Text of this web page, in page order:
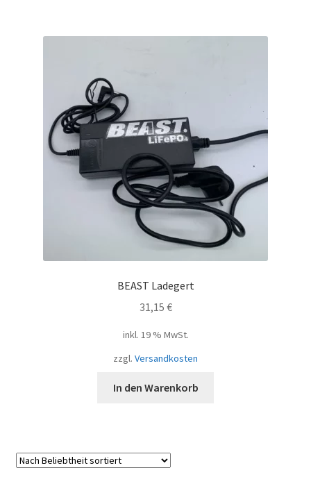
BEAST Ladegert
31,15 €
inkl. 19 % MwSt.
zzgl. Versandkosten
In den Warenkorb